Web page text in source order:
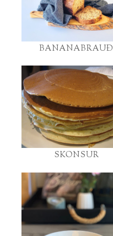
BANANABRAUÐ
SKONSUR